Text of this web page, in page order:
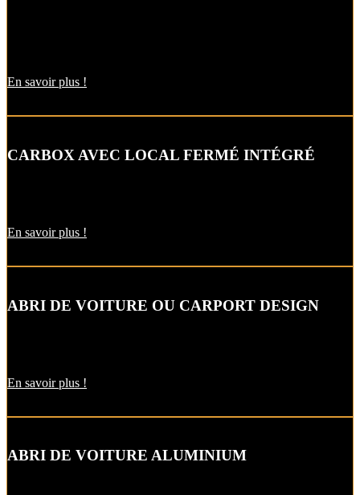
En savoir plus !
CARBOX AVEC LOCAL FERMÉ INTÉGRÉ
En savoir plus !
ABRI DE VOITURE OU CARPORT DESIGN
En savoir plus !
ABRI DE VOITURE ALUMINIUM